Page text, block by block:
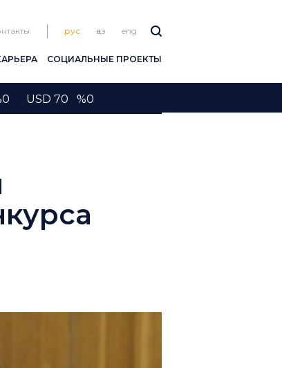
рус қаз eng
СОЦИАЛЬНЫЕ ПРОЕКТЫ
USD 70 %0